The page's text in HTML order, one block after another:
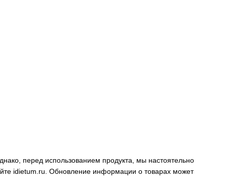
перед использованием продукта, мы настоятельно
idietum.ru . Обновление информации о товарах может